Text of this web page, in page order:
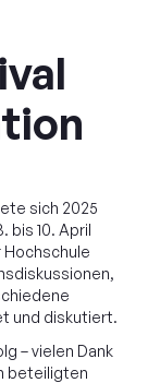
sich 2025
bis 10. April
und diskutiert.
– vielen Dank
beteiligten